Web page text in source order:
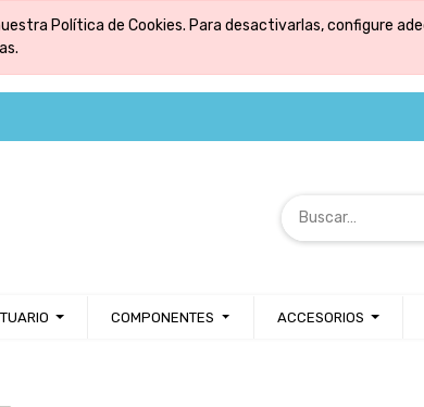
Política de Cookies. Para desactivarlas, configure
COMPONENTES ACCESORIOS